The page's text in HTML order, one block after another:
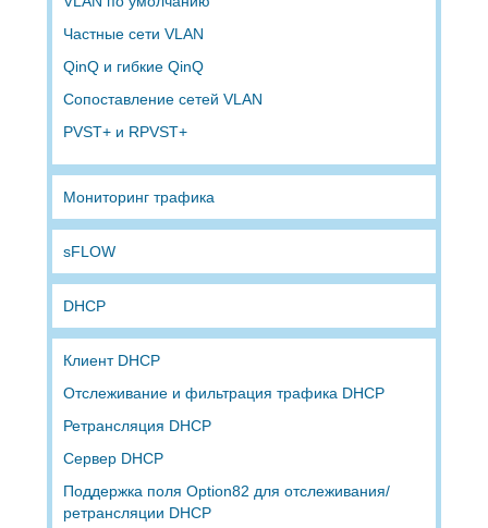
Частные сети VLAN
QinQ и гибкие QinQ
Сопоставление сетей VLAN
PVST+ и RPVST+
Мониторинг трафика
sFLOW
DHCP
Клиент DHCP
Отслеживание и фильтрация трафика DHCP
Ретрансляция DHCP
Сервер DHCP
Поддержка поля Option82 для отслеживания/
ретрансляции DHCP